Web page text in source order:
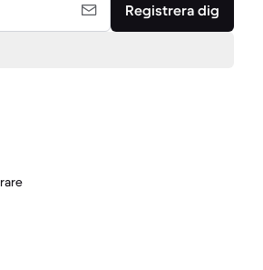
Registrera dig